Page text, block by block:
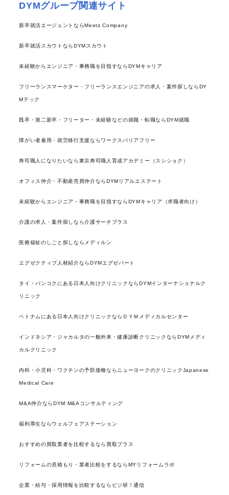
DYMグループ関連サイト
新卒就活エージェントならMeets Company
新卒就活スカウトならDYMスカウト
未経験からエンジニア・事務職を目指すならDYMキャリア
フリーランスマーケター・フリーランスエンジニアの求人・案件探しならDY
Mテック
既卒・第二新卒・フリーター・未経験などの就職・転職ならDYM就職
障がい者雇用・就労移行支援ならワークスバリアフリー
寿司職人になりたいなら東京寿司職人育成アカデミー（スシショク）
オフィス仲介・不動産売買仲介ならDYMリアルエステート
未経験からエンジニア・事務職を目指すならDYMキャリア（求職者向け）
介護の求人・案件探しなら介護サーチプラス
医療福祉のしごと探しならメディルン
エグゼクティブ人材紹介ならDYMエグゼパート
タイ・バンコクにある日本人向けクリニックならDYMインターナショナルク
リニック
ベトナムにある日本人向けクリニックならＤＹＭメディカルセンター
インドネシア・ジャカルタの一般外来・健康診断クリニックならDYMメディ
カルクリニック
内科・小児科・ワクチンの予防接種ならニューヨークのクリニックJapanese
Medical Care
M&A仲介ならDYM M&Aコンサルティング
福利厚生ならウェルフェアステーション
おすすめの買取業者を比較するなら買取プラス
リフォームの見積もり・業者比較をするならMYリフォームラボ
企業・給与・採用情報を比較するならビジ研！通信